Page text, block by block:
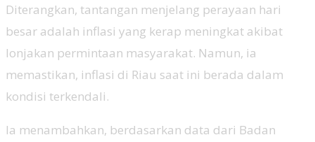
Diterangkan, tantangan menjelang perayaan hari
besar adalah inflasi yang kerap meningkat akibat
lonjakan permintaan masyarakat. Namun, ia
memastikan, inflasi di Riau saat ini berada dalam
kondisi terkendali.
Ia menambahkan, berdasarkan data dari Badan